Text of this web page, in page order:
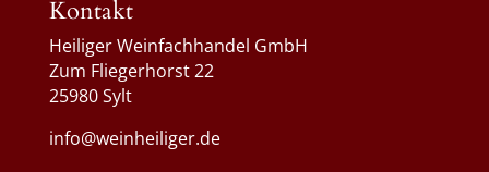
Kontakt
Heiliger Weinfachhandel GmbH
Zum Fliegerhorst 22
25980 Sylt
info@weinheiliger.de